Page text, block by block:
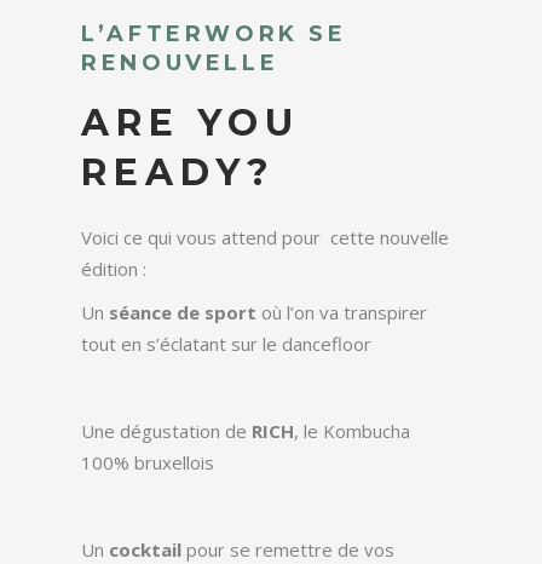
L’AFTERWORK SE
RENOUVELLE
ARE YOU
READY?
Voici ce qui vous attend pour cette nouvelle
édition :
Un séance de sport où l’on va transpirer
tout en s’éclatant sur le dancefloor
Une dégustation de RICH, le Kombucha
100% bruxellois
Un cocktail pour se remettre de vos